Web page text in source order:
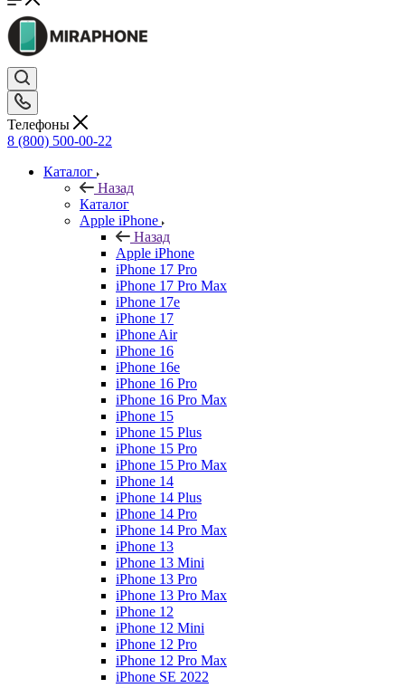
Телефоны
8 (800) 500-00-22
Каталог
Назад
Каталог
Apple iPhone
Назад
Apple iPhone
iPhone 17 Pro
iPhone 17 Pro Max
iPhone 17e
iPhone 17
iPhone Air
iPhone 16
iPhone 16e
iPhone 16 Pro
iPhone 16 Pro Max
iPhone 15
iPhone 15 Plus
iPhone 15 Pro
iPhone 15 Pro Max
iPhone 14
iPhone 14 Plus
iPhone 14 Pro
iPhone 14 Pro Max
iPhone 13
iPhone 13 Mini
iPhone 13 Pro
iPhone 13 Pro Max
iPhone 12
iPhone 12 Mini
iPhone 12 Pro
iPhone 12 Pro Max
iPhone SE 2022